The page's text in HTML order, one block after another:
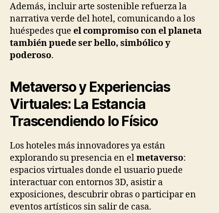
Además, incluir arte sostenible refuerza la
narrativa verde del hotel, comunicando a los
huéspedes que el compromiso con el planeta
también puede ser bello, simbólico y
poderoso.
Metaverso y Experiencias
Virtuales: La Estancia
Trascendiendo lo Físico
Los hoteles más innovadores ya están
explorando su presencia en elmetaverso:
espacios virtuales donde el usuario puede
interactuar con entornos 3D, asistir a
exposiciones, descubrir obras o participar en
eventos artísticos sin salir de casa.